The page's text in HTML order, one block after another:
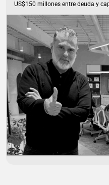
US$150 millones entre deuda y
operaciones que refuerzan su
corporativos. El respaldo
empresa como una señal de
modelo de negocio enfocado en
financiero para compañías
capital ha permitido […]